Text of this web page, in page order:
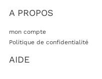
A PROPOS
mon compte
Politique de confidentialité
AIDE